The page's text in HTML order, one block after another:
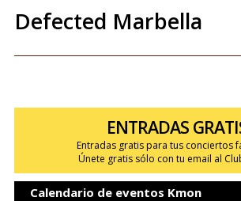
Defected Marbella
ENTRADAS
Entradas gratis para tus conciertos
Únete gratis sólo con tu email al
Calendario de eventos Kmon